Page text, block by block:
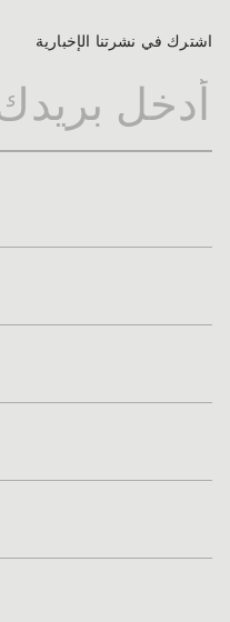
اشترك في نشرتنا الإخبارية